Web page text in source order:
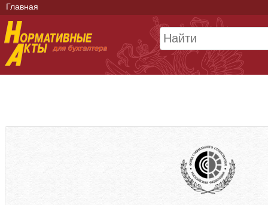
Главная